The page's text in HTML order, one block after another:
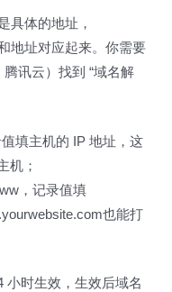
具体的地址，
地址对应起来。你需要
讯云）找到 “域名解
填主机的 IP 地址，这
机；
，记录值填
也能打
小时生效，生效后域名